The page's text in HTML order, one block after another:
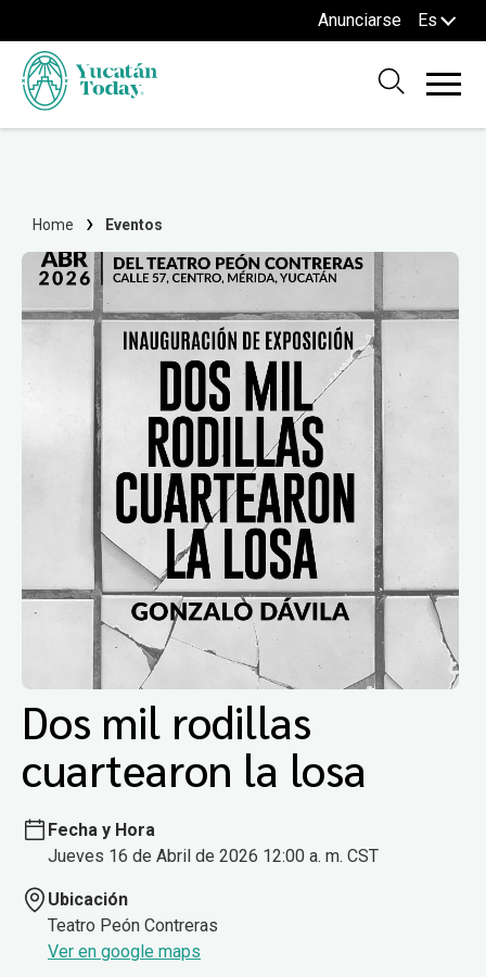
Anunciarse Es
Home Eventos
Dos mil rodillas
cuartearon la losa
Fecha y Hora
Jueves 16 de Abril de 2026 12:00 a. m. CST
Ubicación
Teatro Peón Contreras
Ver en google maps